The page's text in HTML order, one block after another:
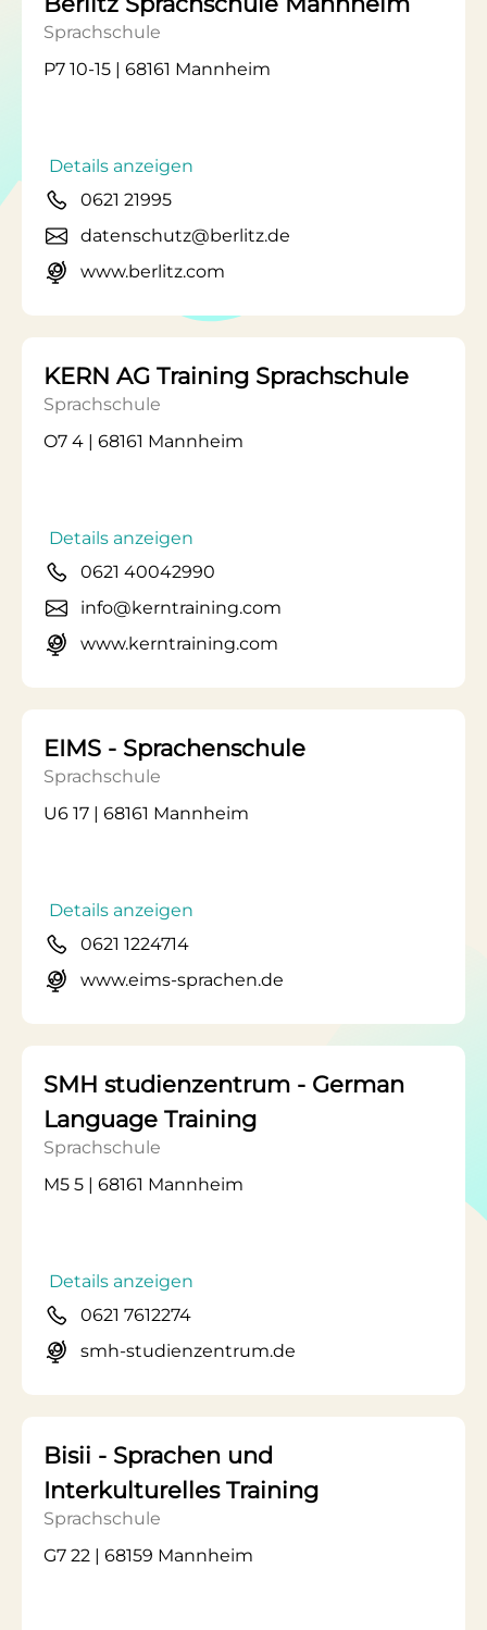
Sprachschule
P7 10-15 | 68161 Mannheim
Details anzeigen
0621 21995
datenschutz@berlitz.de
www.berlitz.com
KERN AG Training Sprachschule
Sprachschule
O7 4 | 68161 Mannheim
Details anzeigen
0621 40042990
info@kerntraining.com
www.kerntraining.com
EIMS - Sprachenschule
Sprachschule
U6 17 | 68161 Mannheim
Details anzeigen
0621 1224714
www.eims-sprachen.de
SMH studienzentrum - German
Language Training
Sprachschule
M5 5 | 68161 Mannheim
Details anzeigen
0621 7612274
smh-studienzentrum.de
Bisii - Sprachen und
Interkulturelles Training
Sprachschule
G7 22 | 68159 Mannheim